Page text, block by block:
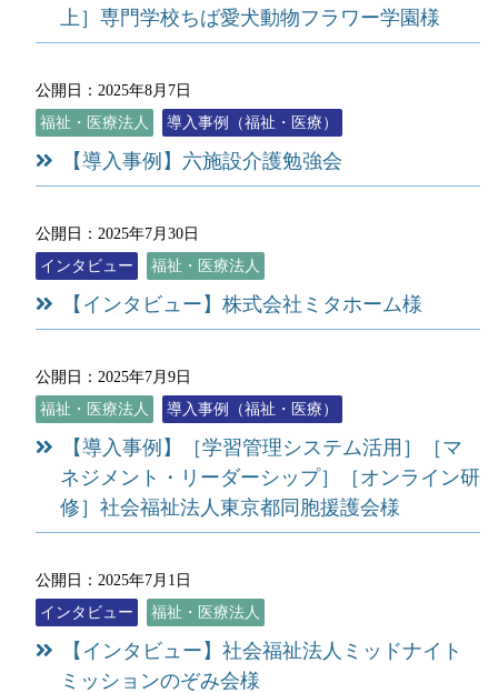
上］専門学校ちば愛犬動物フラワー学園様
公開日：2025年8月7日
福祉・医療法人
導入事例（福祉・医療）
【導入事例】六施設介護勉強会
公開日：2025年7月30日
インタビュー
福祉・医療法人
【インタビュー】株式会社ミタホーム様
公開日：2025年7月9日
福祉・医療法人
導入事例（福祉・医療）
【導入事例】［学習管理システム活用］［マ
ネジメント・リーダーシップ］［オンライン研
修］社会福祉法人東京都同胞援護会様
公開日：2025年7月1日
インタビュー
福祉・医療法人
【インタビュー】社会福祉法人ミッドナイト
ミッションのぞみ会様